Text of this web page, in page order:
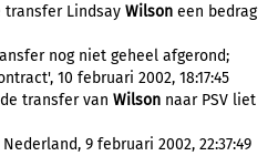
transfer Lindsay Wilson een bedrag
nog niet geheel afgerond;
10 februari 2002, 18:17:45
transfer van Wilson naar PSV liet
9 februari 2002, 22:37:49